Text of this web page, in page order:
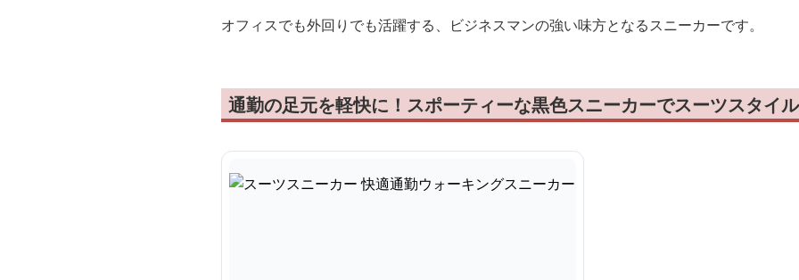
オフィスでも外回りでも活躍する、ビジネスマンの強い味方となるスニーカーです。
通勤の足元を軽快に！スポーティーな黒色スニーカーでスーツスタイ